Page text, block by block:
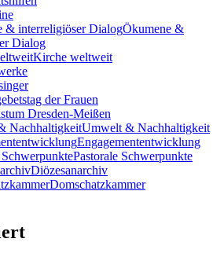
Ökumene &
Dialog
Kirche weltweit
der Frauen
Dresden-Meißen
Umwelt & Nachhaltigkeit
Engagemententwicklung
Pastorale Schwerpunkte
Diözesanarchiv
Domschatzkammer